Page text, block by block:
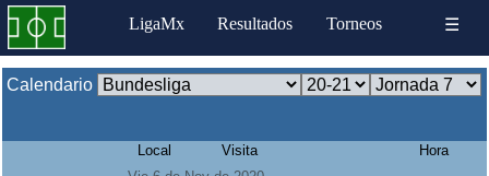
LigaMx Resultados Torneos ☰
Calendario
Local Visita
Hora